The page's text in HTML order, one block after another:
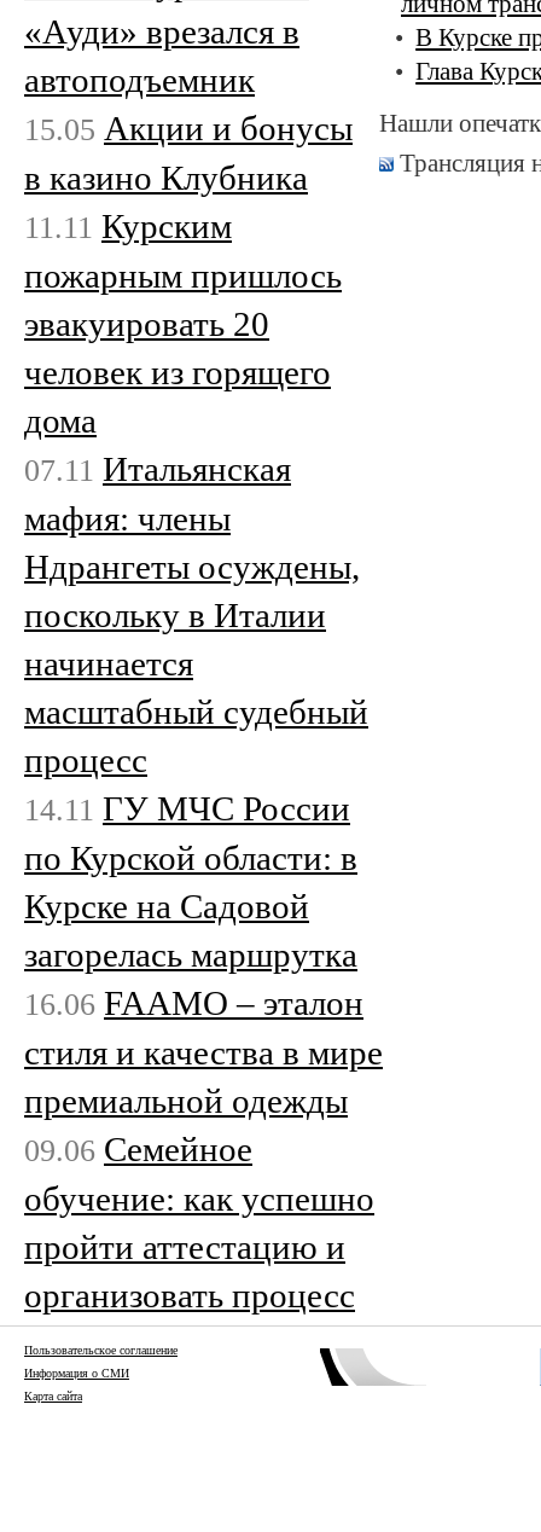
В Курске
Глава
Нашли
Трансляция
«Ауди» врезался в
автоподъемник
15.05 Акции и бонусы
в казино Клубника
11.11 Курским
пожарным пришлось
эвакуировать 20
человек из горящего
дома
07.11 Итальянская
мафия: члены
Ндрангеты осуждены,
поскольку в Италии
начинается
масштабный судебный
процесс
14.11 ГУ МЧС России
по Курской области: в
Курске на Садовой
загорелась маршрутка
16.06 FAAMO – эталон
стиля и качества в мире
премиальной одежды
09.06 Семейное
обучение: как успешно
пройти аттестацию и
организовать процесс
Пользовательское соглашение
Информация о СМИ
Карта сайта